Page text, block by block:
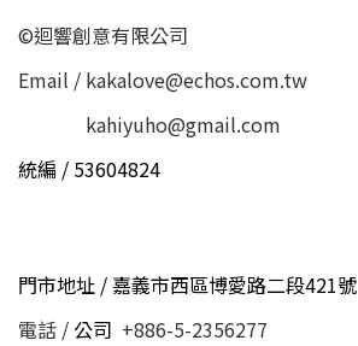
©迴響創意有限公司
Email / kakalove@echos.com.tw
kahiyuho@gmail.com
統編 / 53604824
門市地址 / 嘉義市西區博愛路二段421號
電話 / 公司 +886-5-2356277